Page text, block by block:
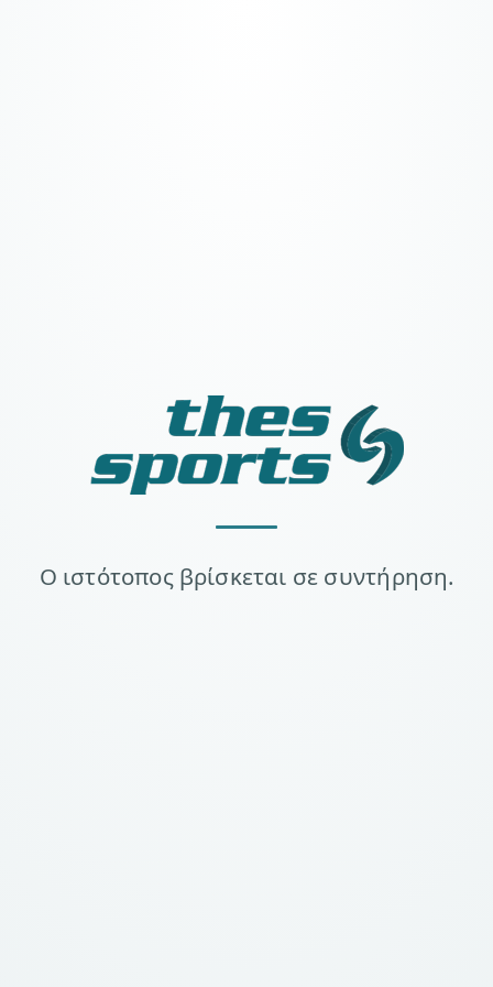
Ο ιστότοπος βρίσκεται σε συντήρηση.